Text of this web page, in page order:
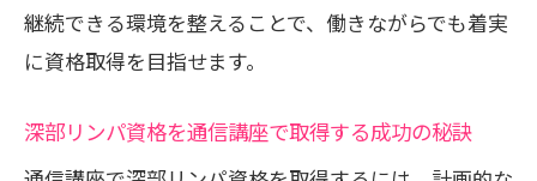
継続できる環境を整えることで、働きながらでも着実
に資格取得を目指せます。
深部リンパ資格を通信講座で取得する成功の秘訣